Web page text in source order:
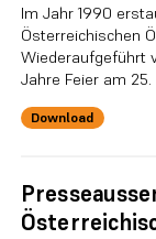
Im Jahr 1990
Österreichischen
Wiederaufgeführt
Jahre Feier am
Download